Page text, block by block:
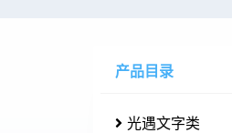
产品目录
光遇文字类